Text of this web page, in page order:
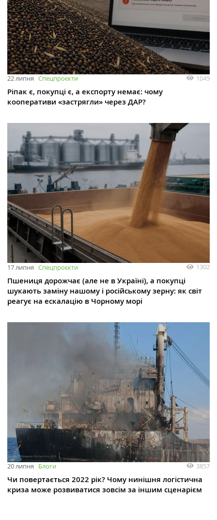
22 липня Спецпроєкти 1049
Ріпак є, покупці є, а експорту немає: чому
кооперативи «застрягли» через ДАР?
17 липня Спецпроєкти 1302
Пшениця дорожчає (але не в Україні), а покупці
шукають заміну нашому і російському зерну: як світ
реагує на ескалацію в Чорному морі
20 липня Блоги 3857
Чи повертається 2022 рік? Чому нинішня логістична
криза може розвиватися зовсім за іншим сценарієм